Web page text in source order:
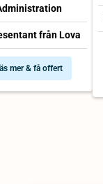
från Lova
mer & få offert